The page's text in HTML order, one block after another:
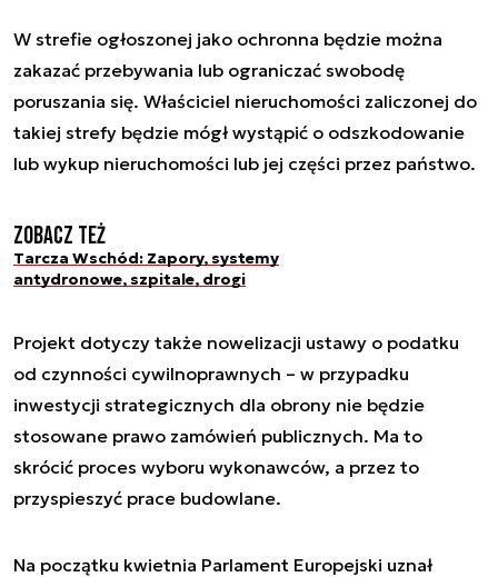
W strefie ogłoszonej jako ochronna będzie można
zakazać przebywania lub ograniczać swobodę
poruszania się. Właściciel nieruchomości zaliczonej do
takiej strefy będzie mógł wystąpić o odszkodowanie
lub wykup nieruchomości lub jej części przez państwo.
Zobacz też
Tarcza Wschód: Zapory, systemy
antydronowe, szpitale, drogi
Projekt dotyczy także nowelizacji ustawy o podatku
od czynności cywilnoprawnych – w przypadku
inwestycji strategicznych dla obrony nie będzie
stosowane prawo zamówień publicznych. Ma to
skrócić proces wyboru wykonawców, a przez to
przyspieszyć prace budowlane.
Na początku kwietnia Parlament Europejski uznał